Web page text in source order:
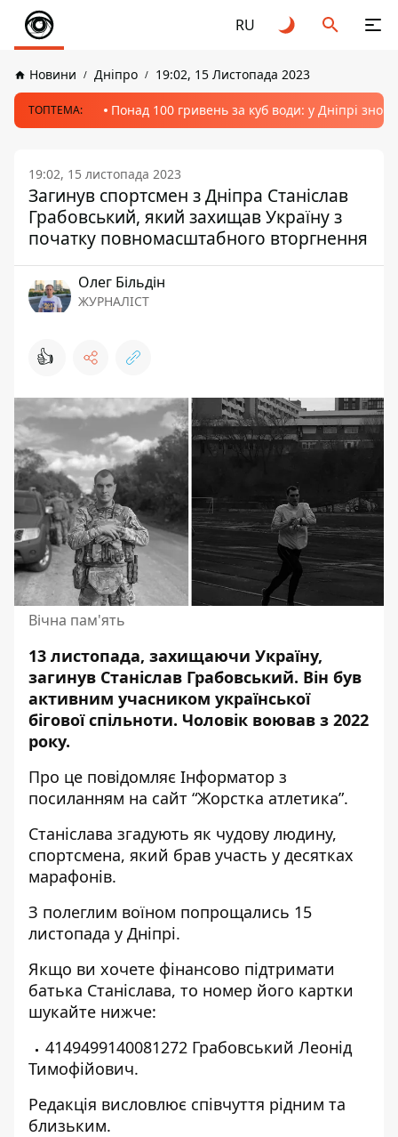
RU
Новини Дніпро 19:02, 15 Листопада 2023
ТОПТЕМА: Понад 100 гривень за куб води: у Дніпрі
19:02, 15 листопада 2023
Загинув спортсмен з Дніпра Станіслав
Грабовський, який захищав Україну з
початку повномасштабного вторгнення
Олег Більдін
ЖУРНАЛІСТ
👍
Вічна пам'ять
13 листопада, захищаючи Україну,
загинув Станіслав Грабовський. Він був
активним учасником української
бігової спільноти. Чоловік воював з 2022
року.
Про це повідомляє Інформатор з
посиланням на сайт “Жорстка атлетика”.
Станіслава згадують як чудову людину,
спортсмена, який брав участь у десятках
марафонів.
З полеглим воїном попрощались 15
листопада у Дніпрі.
Якщо ви хочете фінансово підтримати
батька Станіслава, то номер його картки
шукайте нижче:
4149499140081272 Грабовський Леонід
Тимофійович.
Редакція висловлює співчуття рідним та
близьким.